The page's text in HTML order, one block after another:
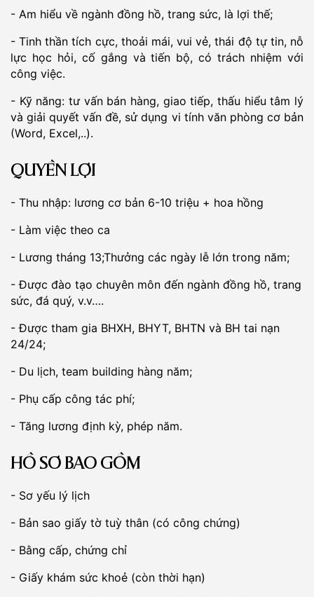
- Am hiểu về ngành đồng hồ, trang sức, là lợi thế;
- Tinh thần tích cực, thoải mái, vui vẻ, thái độ tự tin, nỗ
lực học hỏi, cố gắng và tiến bộ, có trách nhiệm với
công việc.
- Kỹ năng: tư vấn bán hàng, giao tiếp, thấu hiểu tâm lý
và giải quyết vấn đề, sử dụng vi tính văn phòng cơ bản
(Word, Excel,..).
QUYỀN LỢI
- Thu nhập: lương cơ bản 6-10 triệu + hoa hồng
- Làm việc theo ca
- Lương tháng 13;Thưởng các ngày lễ lớn trong năm;
- Được đào tạo chuyên môn đến ngành đồng hồ, trang
sức, đá quý, v.v….
- Được tham gia BHXH, BHYT, BHTN và BH tai nạn
24/24;
- Du lịch, team building hàng năm;
- Phụ cấp công tác phí;
- Tăng lương định kỳ, phép năm.
HỒ SƠ BAO GỒM
- Sơ yếu lý lịch
- Bản sao giấy tờ tuỳ thân (có công chứng)
- Bằng cấp, chứng chỉ
- Giấy khám sức khoẻ (còn thời hạn)